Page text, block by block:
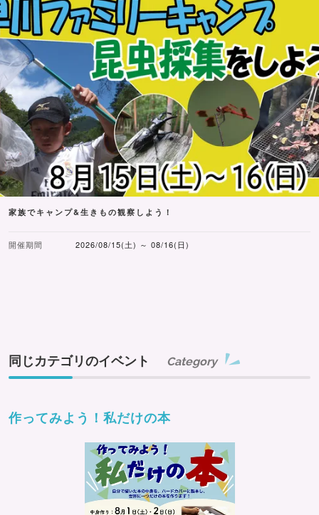
家族でキャンプ&生きもの観察しよう！
開催期間 2026/08/15(土) ～ 08/16(日)
同じカテゴリのイベント Category
作ってみよう！私だけの本